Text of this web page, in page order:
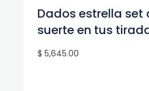
$ 5,645.00
Dados estrella set
suerte en tus